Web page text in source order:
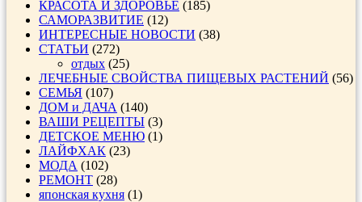
КРАСОТА И ЗДОРОВЬЕ (185)
САМОРАЗВИТИЕ (12)
ИНТЕРЕСНЫЕ НОВОСТИ (38)
СТАТЬИ (272)
отдых (25)
ЛЕЧЕБНЫЕ СВОЙСТВА ПИЩЕВЫХ РАСТЕНИЙ (56)
СЕМЬЯ (107)
ДОМ и ДАЧА (140)
ВАШИ РЕЦЕПТЫ (3)
ДЕТСКОЕ МЕНЮ (1)
ЛАЙФХАК (23)
МОДА (102)
РЕМОНТ (28)
японская кухня (1)